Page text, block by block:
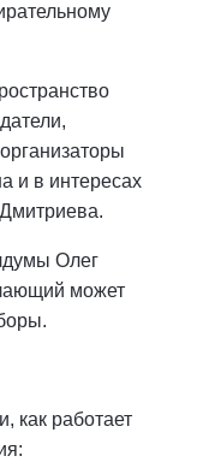
и в интересах
Олег
может
как работает